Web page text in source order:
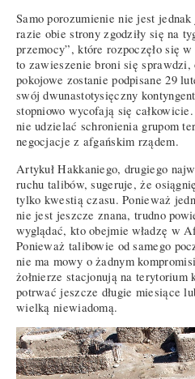
Samo porozumienie nie jest
razie obie strony zgodziły się na
przemocy”, które rozpoczęło się
to zawieszenie broni się sprawdzi,
pokojowe zostanie podpisane 29
swój dwunastotysięczny
stopniowo wycofają się
nie udzielać schronienia grupom
negocjacje z afgańskim rządem.
Artykuł Hakkaniego, drugiego
ruchu talibów, sugeruje, że
tylko kwestią czasu. Ponieważ
nie jest jeszcze znana, trudno
wyglądać, kto obejmie władzę w
Ponieważ talibowie od samego
nie ma mowy o żadnym
żołnierze stacjonują na terytorium
potrwać jeszcze długie miesiące
wielką niewiadomą.